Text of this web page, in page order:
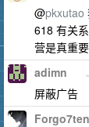
@pkxutao
618 有关
营是真重
adimn
屏蔽广告
Forgo7ten